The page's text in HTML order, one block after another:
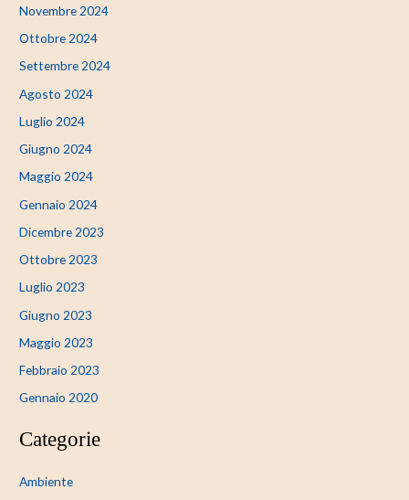
Novembre 2024
Ottobre 2024
Settembre 2024
Agosto 2024
Luglio 2024
Giugno 2024
Maggio 2024
Gennaio 2024
Dicembre 2023
Ottobre 2023
Luglio 2023
Giugno 2023
Maggio 2023
Febbraio 2023
Gennaio 2020
Categorie
Ambiente